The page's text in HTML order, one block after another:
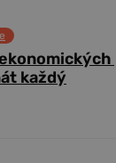
každý